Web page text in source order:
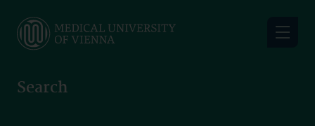
main
Search